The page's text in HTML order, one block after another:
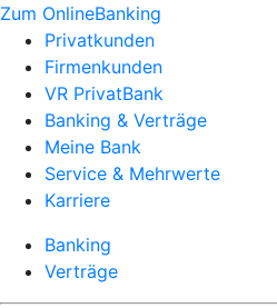
Zum OnlineBanking
Privatkunden
Firmenkunden
VR PrivatBank
Banking & Verträge
Meine Bank
Service & Mehrwerte
Karriere
Banking
Verträge